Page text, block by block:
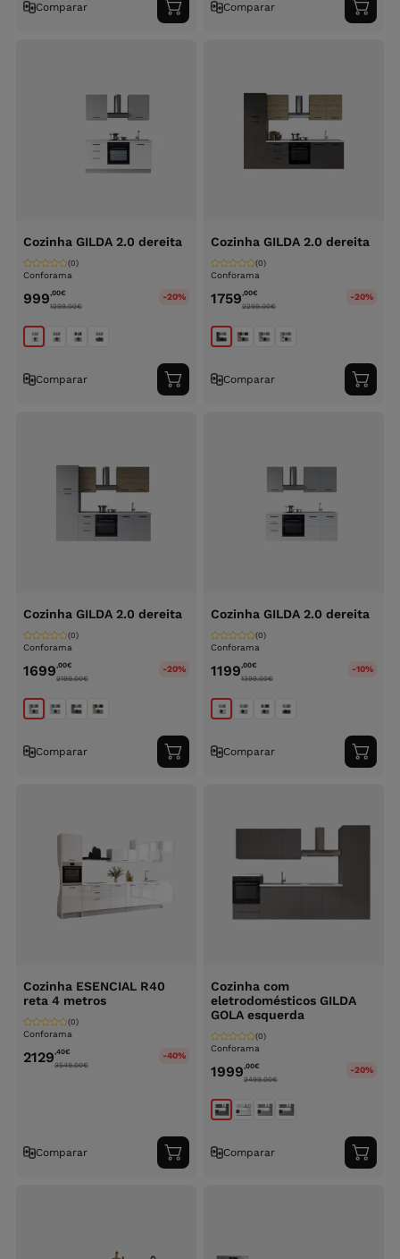
Comparar
Adicionar
ao
Comparar
ao
Cozinha GILDA 2.0 dereita
Conforama
(0)
999,00€
1299.00€
-20%
Comparar
Adicionar
ao
Cozinha GILDA 2.0 dereita
Conforama
(0)
1759,00€
2299.00€
-20%
Comparar
ao
Cozinha GILDA 2.0 dereita
Conforama
(0)
1699,00€
2199.00€
-20%
Comparar
Adicionar
ao
Cozinha GILDA 2.0 dereita
Conforama
(0)
1199,00€
1399.00€
-10%
Comparar
ao
Cozinha ESENCIAL R40
reta 4 metros
Conforama
(0)
2129,40€
3549.00€
-40%
Comparar
Adicionar
ao
Cozinha com
eletrodomésticos GILDA
GOLA esquerda
Conforama
(0)
1999,00€
2499.00€
-20%
Comparar
ao